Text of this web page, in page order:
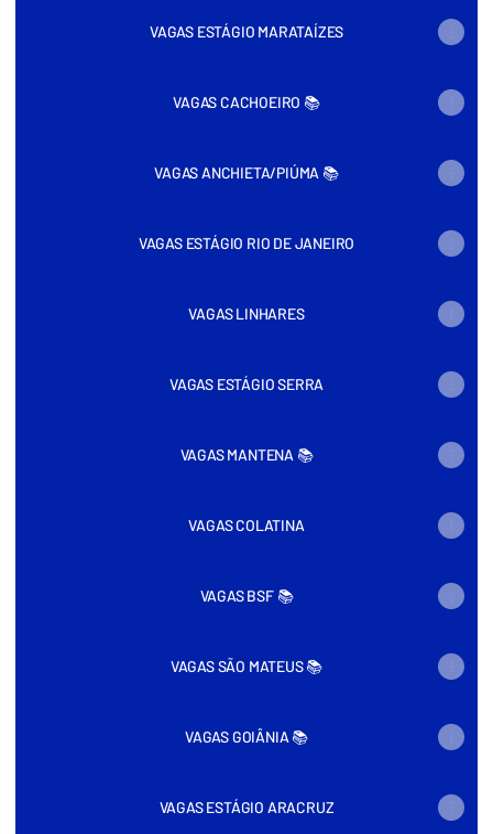
VAGAS ESTÁGIO MARATAÍZES
VAGAS CACHOEIRO 📚
VAGAS ANCHIETA/PIÚMA 📚
VAGAS ESTÁGIO RIO DE JANEIRO
VAGAS LINHARES
VAGAS ESTÁGIO SERRA
VAGAS MANTENA 📚
VAGAS COLATINA
VAGAS BSF 📚
VAGAS SÃO MATEUS 📚
VAGAS GOIÂNIA 📚
VAGAS ESTÁGIO ARACRUZ